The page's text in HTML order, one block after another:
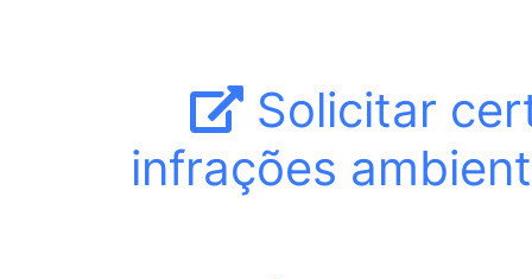
Solicitar
infrações